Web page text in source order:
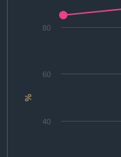
%
40
60
80